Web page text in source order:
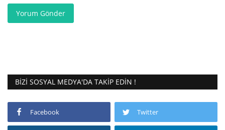
Yorum Gönder
BIZI SOSYAL MEDYA'DA TAKIP EDIN !
Facebook Twitter